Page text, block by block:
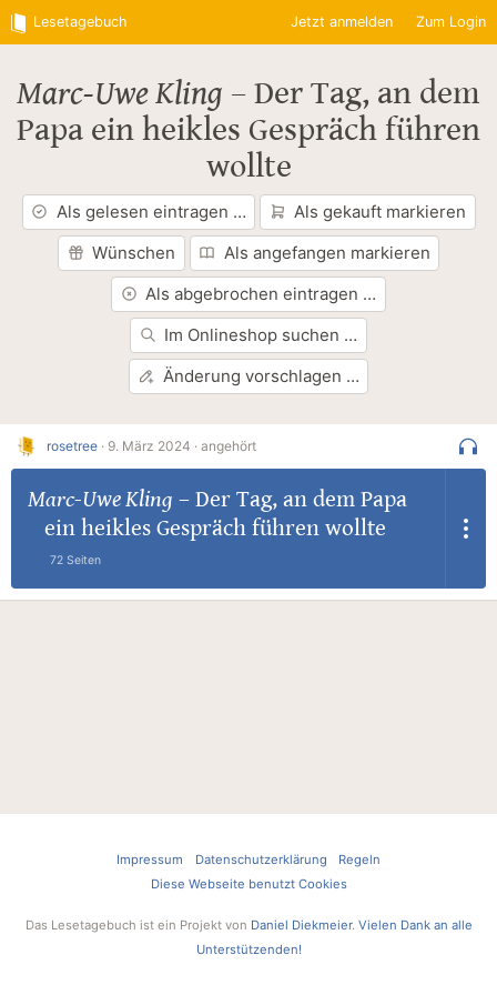
Lesetagebuch Jetzt anmelden Zum Login
Marc-Uwe Kling – Der Tag, an dem
Papa ein heikles Gespräch führen
wollte
Als gelesen eintragen …
Als gekauft markieren
Wünschen
Als angefangen markieren
Als abgebrochen eintragen …
Im Onlineshop suchen …
Änderung vorschlagen …
rosetree · 9. März 2024 · angehört
Marc-Uwe Kling – Der Tag, an dem Papa
ein heikles Gespräch führen wollte
72 Seiten
Impressum Datenschutzerklärung
Regeln
Diese Webseite benutzt Cookies
Das Lesetagebuch ist ein Projekt von Daniel Diekmeier. Vielen Dank an alle
Unterstützenden!